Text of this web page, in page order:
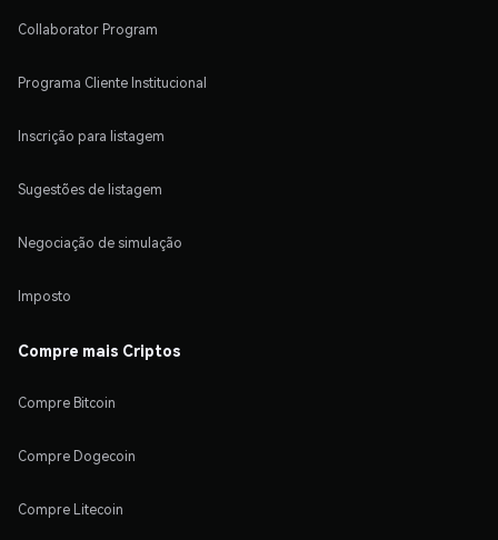
Collaborator Program
Programa Cliente Institucional
Inscrição para listagem
Sugestões de listagem
Negociação de simulação
Imposto
Compre mais Criptos
Compre Bitcoin
Compre Dogecoin
Compre Litecoin